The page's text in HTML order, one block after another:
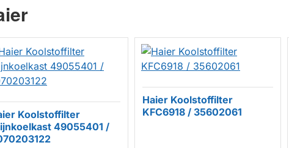
Koolstoffilter
49055401 /
Haier Koolstoffilter
KFC6918 / 35602061